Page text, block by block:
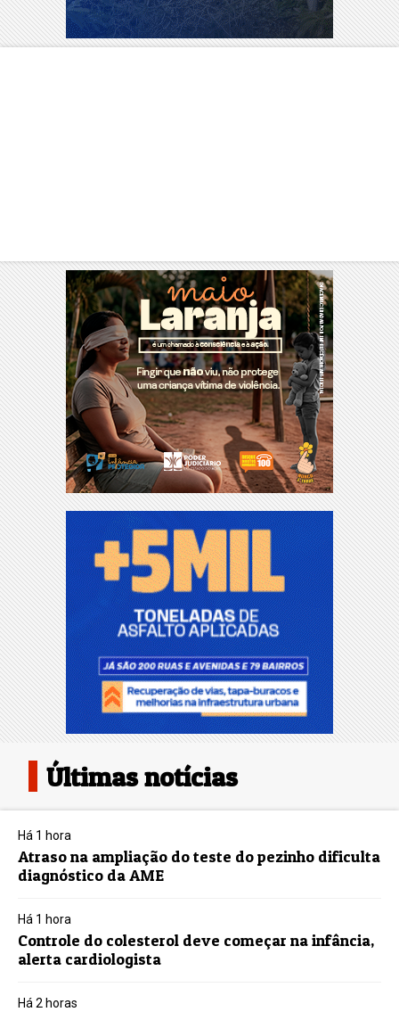
Últimas notícias
Há 1 hora
Atraso na ampliação do teste do pezinho dificulta
diagnóstico da AME
Há 1 hora
Controle do colesterol deve começar na infância,
alerta cardiologista
Há 2 horas